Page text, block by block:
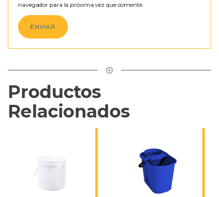
navegador para la próxima vez que comente.
Productos
Relacionados